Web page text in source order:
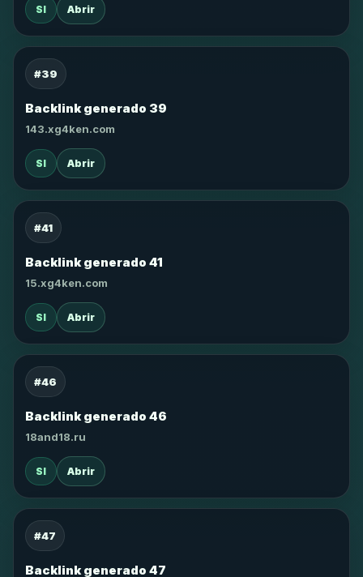
SI Abrir
#39
Backlink generado 39
143.xg4ken.com
SI Abrir
#41
Backlink generado 41
15.xg4ken.com
SI Abrir
#46
Backlink generado 46
18and18.ru
SI Abrir
#47
Backlink generado 47